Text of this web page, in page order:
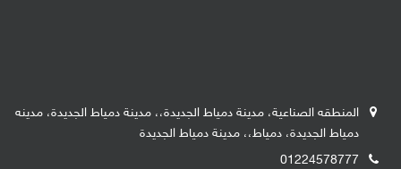
المنطقه الصناعية، مدينة دمياط الجديدة،، مدينة دمياط الجديدة، مدينه
دمياط الجديدة، دمياط،، مدينة دمياط الجديدة
01224578777